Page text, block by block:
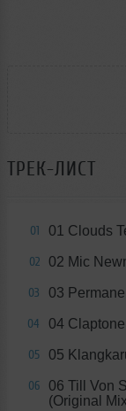
ТРЕК-ЛИСТ
01 01 Clouds
02 02 Mic
03 03
04 04
05 05
06
06 Till Von
(Original